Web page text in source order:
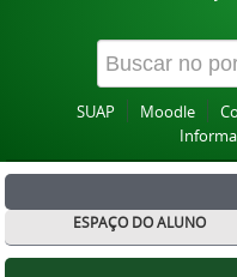
SUAP Moodle
ESPAÇO DO ALUNO